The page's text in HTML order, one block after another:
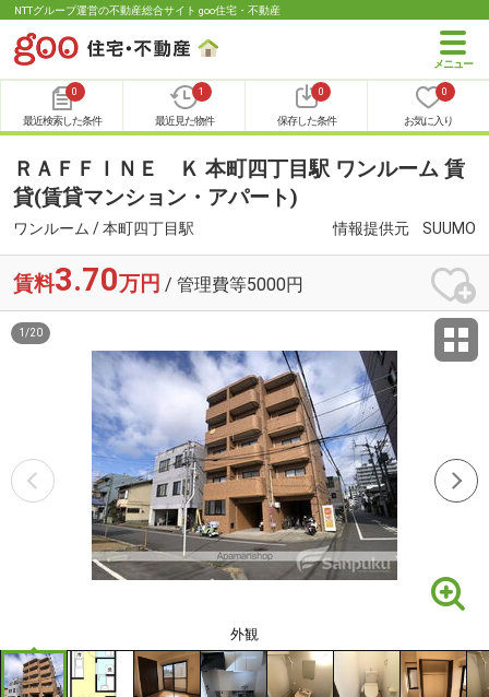
NTTグループ運営の不動産総合サイト goo住宅・不動産
0
最近検索した条件
1
最近見た物件
0
保存した条件
0
お気に入り
ＲＡＦＦＩＮＥ Ｋ 本町四丁目駅 ワンルーム 賃
貸(賃貸マンション・アパート)
ワンルーム / 本町四丁目駅 情報提供元 SUUMO
賃料3.70万円 / 管理費等5000円
外観
1 /20